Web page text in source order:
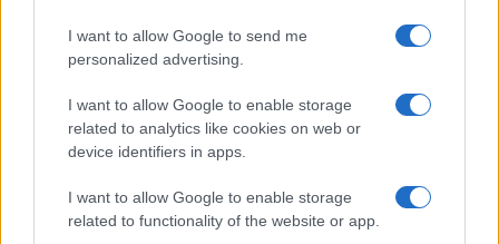
I want to allow Google to send me
personalized advertising.
I want to allow Google to enable storage
related to analytics like cookies on web or
device identifiers in apps.
I want to allow Google to enable storage
related to functionality of the website or app.